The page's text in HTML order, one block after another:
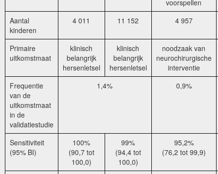
voorspellen
Aantal
kinderen
4 011 11 152 4 957
Primaire
uitkomstmaat
klinisch
belangrijk
hersenletsel
klinisch
belangrijk
hersenletsel
noodzaak van
neurochirurgische
interventie
Frequentie
van de
uitkomstmaat
in de
validatiestudie
1,4% 0,9%
Sensitiviteit
(95% BI)
100%
(90,7 tot
100,0)
99%
(94,4 tot
100,0)
95,2%
(76,2 tot 99,9)